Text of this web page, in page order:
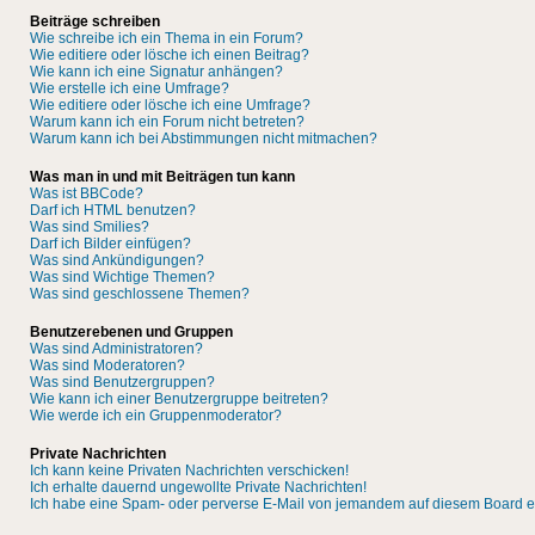
Beiträge schreiben
Wie schreibe ich ein Thema in ein Forum?
Wie editiere oder lösche ich einen Beitrag?
Wie kann ich eine Signatur anhängen?
Wie erstelle ich eine Umfrage?
Wie editiere oder lösche ich eine Umfrage?
Warum kann ich ein Forum nicht betreten?
Warum kann ich bei Abstimmungen nicht mitmachen?
Was man in und mit Beiträgen tun kann
Was ist BBCode?
Darf ich HTML benutzen?
Was sind Smilies?
Darf ich Bilder einfügen?
Was sind Ankündigungen?
Was sind Wichtige Themen?
Was sind geschlossene Themen?
Benutzerebenen und Gruppen
Was sind Administratoren?
Was sind Moderatoren?
Was sind Benutzergruppen?
Wie kann ich einer Benutzergruppe beitreten?
Wie werde ich ein Gruppenmoderator?
Private Nachrichten
Ich kann keine Privaten Nachrichten verschicken!
Ich erhalte dauernd ungewollte Private Nachrichten!
Ich habe eine Spam- oder perverse E-Mail von jemandem auf diesem Board